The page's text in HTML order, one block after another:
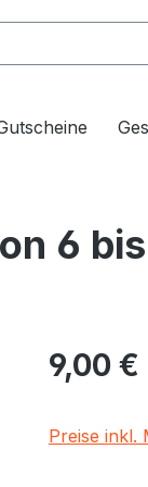
der Kategorie
Dropdown
6
Regulärer
9,00 €
Preise inkl.